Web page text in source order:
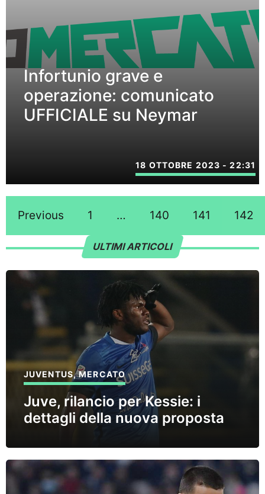
Infortunio grave e
operazione: comunicato
UFFICIALE su Neymar
18 OTTOBRE 2023 - 22:31
Previous 1 … 140 141 142
ULTIMI ARTICOLI
JUVENTUS,MERCATO
Juve, rilancio per Kessie: i
dettagli della nuova proposta